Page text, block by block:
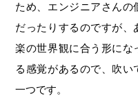
ため、エンジニアさんの
だったりするのですが、
楽の世界観に合う形にな
る感覚があるので、吹
一つです。